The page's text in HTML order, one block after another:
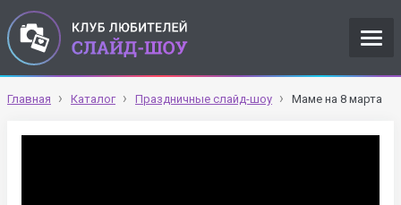
Главная Каталог Праздничные слайд-шоу Маме на 8 марта